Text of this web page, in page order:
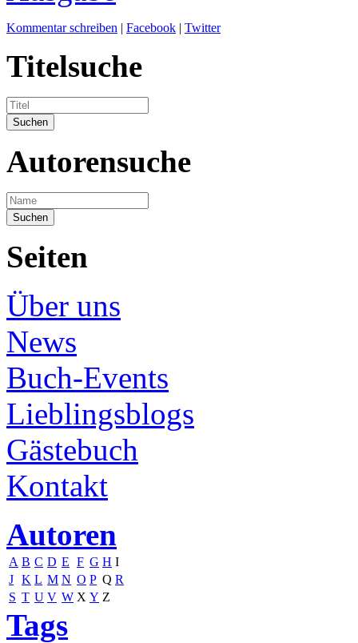
Kommentar schreiben | Facebook | Twitter
Titelsuche
Autorensuche
Seiten
Über uns
News
Buch-Events
Lieblingsblogs
Gästebuch
Kontakt
Autoren
A B C D E F G H I
J K L M N O P Q R
S T U V W X Y Z
Tags